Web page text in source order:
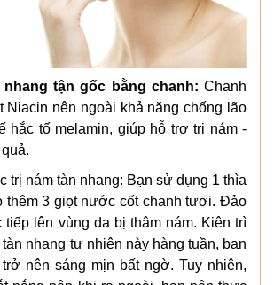
tận gốc bằng chanh: Chanh
Niacin nên ngoài khả năng chống lão
hắc tố melamin, giúp hỗ trợ trị nám -
trị nám tàn nhang: Bạn sử dụng 1 thìa
thêm 3 giọt nước cốt chanh tươi. Đảo
tiếp lên vùng da bị thâm nám. Kiên trì
nhang tự nhiên này hàng tuần, bạn
nên sáng mịn bất ngờ. Tuy nhiên,